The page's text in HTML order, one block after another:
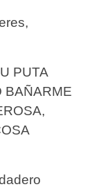
PUTA
BAÑARME